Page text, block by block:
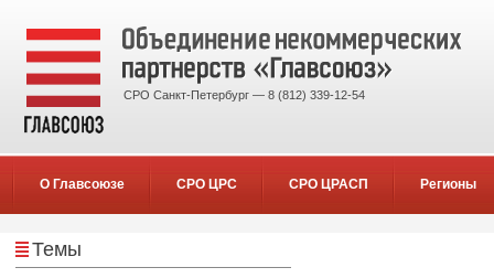
СРО Санкт-Петербург — 8 (812) 339-12-54
О Главсоюзе СРО ЦРС СРО ЦРАСП Регионы
Темы